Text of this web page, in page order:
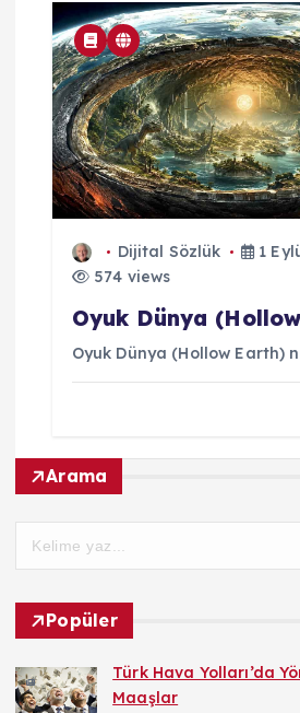
Dijital Sözlük
1
574 views
Oyuk Dünya
Oyuk Dünya (Hollow Earth)
Arama
Popüler
Türk Hava Yolları’da
Maaşlar